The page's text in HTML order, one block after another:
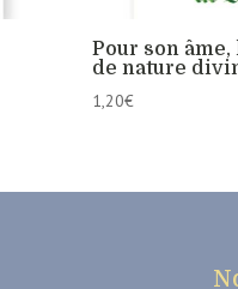
Pour son âme,
de nature
1,20€